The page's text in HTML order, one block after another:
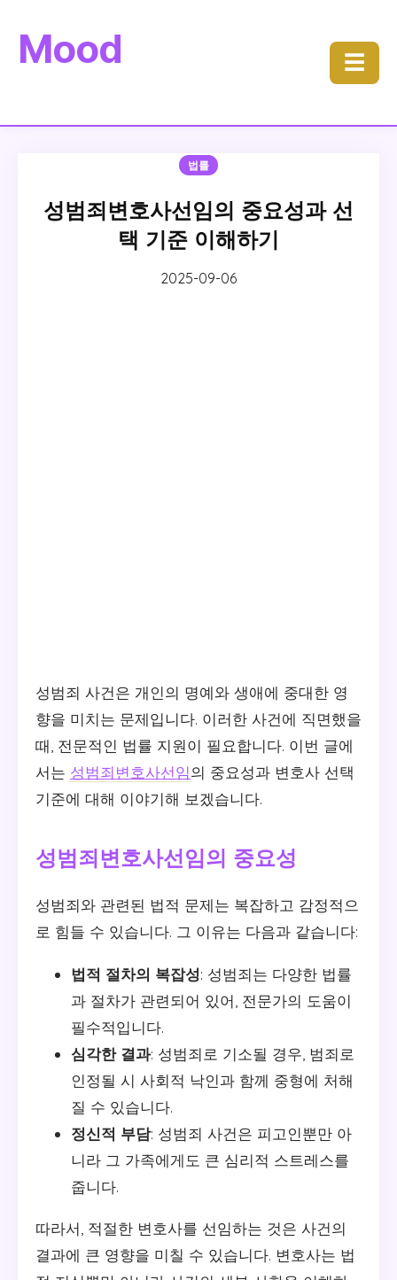
Mood ☰
법률
성범죄변호사선임의 중요성과 선
택 기준 이해하기
2025-09-06
성범죄 사건은 개인의 명예와 생애에 중대한 영
향을 미치는 문제입니다. 이러한 사건에 직면했을
때, 전문적인 법률 지원이 필요합니다. 이번 글에
서는 성범죄변호사선임의 중요성과 변호사 선택
기준에 대해 이야기해 보겠습니다.
성범죄변호사선임의 중요성
성범죄와 관련된 법적 문제는 복잡하고 감정적으
로 힘들 수 있습니다. 그 이유는 다음과 같습니다:
법적 절차의 복잡성: 성범죄는 다양한 법률
과 절차가 관련되어 있어, 전문가의 도움이
필수적입니다.
심각한 결과: 성범죄로 기소될 경우, 범죄로
인정될 시 사회적 낙인과 함께 중형에 처해
질 수 있습니다.
정신적 부담: 성범죄 사건은 피고인뿐만 아
니라 그 가족에게도 큰 심리적 스트레스를
줍니다.
따라서, 적절한 변호사를 선임하는 것은 사건의
결과에 큰 영향을 미칠 수 있습니다. 변호사는 법